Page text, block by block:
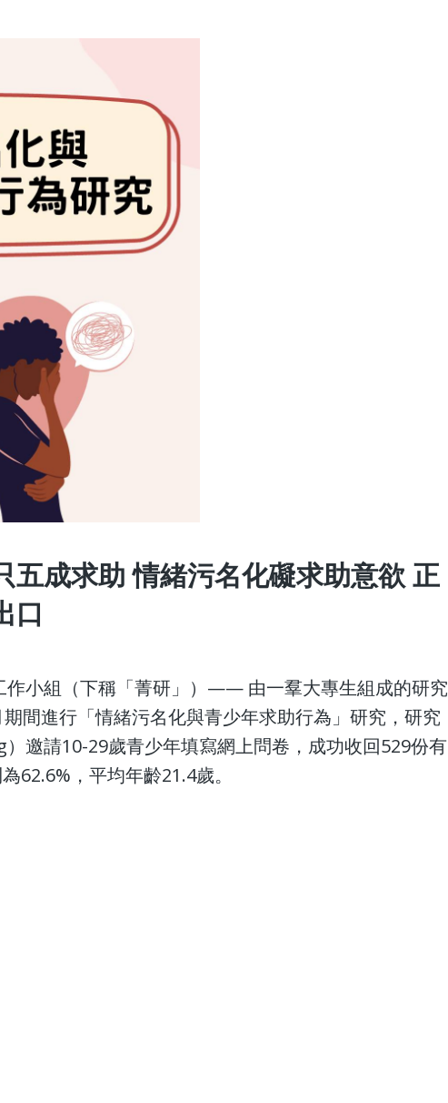
五成求助 情緒污名化礙求助意欲 正
口
作小組（下稱「菁研」）—— 由一羣大專生組成的研究
間進行「情緒污名化與青少年求助行為」研究，研究
邀請10-29歲青少年填寫網上問卷，成功收回529份有
62.6%，平均年齡21.4歲。